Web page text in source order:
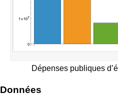
Dépenses publiques
Données